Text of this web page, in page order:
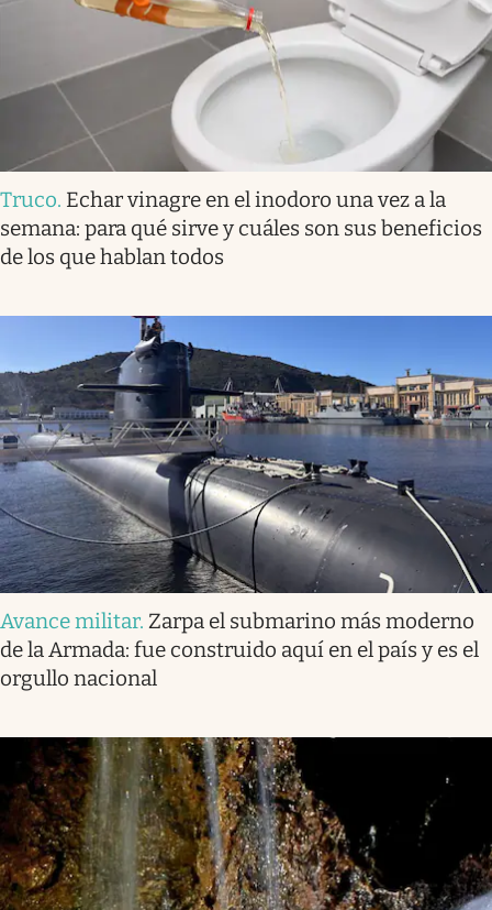
Truco. Echar vinagre en el inodoro una vez a la
semana: para qué sirve y cuáles son sus beneficios
de los que hablan todos
Avance militar. Zarpa el submarino más moderno
de la Armada: fue construido aquí en el país y es el
orgullo nacional